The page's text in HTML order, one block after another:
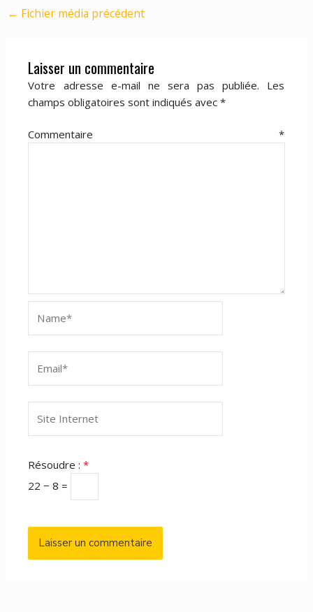
← Fichier média précédent
Laisser un commentaire
Votre adresse e-mail ne sera pas publiée.
Les
champs obligatoires sont indiqués avec*
Commentaire*
Internet
Résoudre :*
22 − 8 =